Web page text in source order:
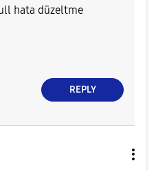
hata düzeltme
REPLY